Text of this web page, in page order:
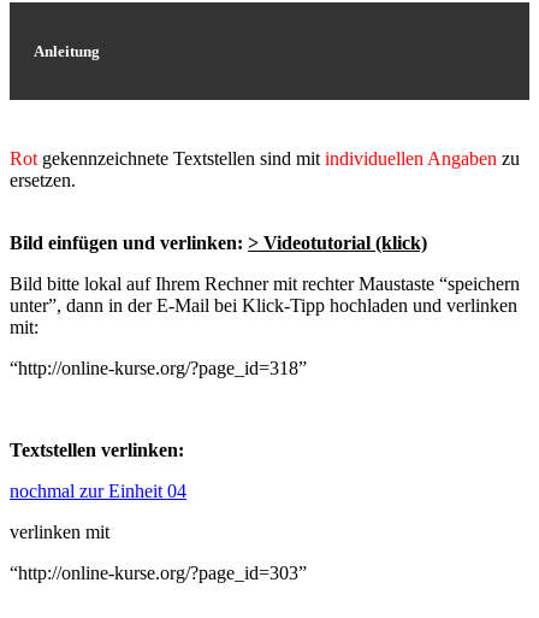
Anleitung
Rot gekennzeichnete Textstellen sind mit individuellen Angaben zu
ersetzen.
Bild einfügen und verlinken: > Videotutorial (klick)
Bild bitte lokal auf Ihrem Rechner mit rechter Maustaste “speichern
unter”, dann in der E-Mail bei Klick-Tipp hochladen und verlinken
mit:
“http://online-kurse.org/?page_id=318”
Textstellen verlinken:
nochmal zur Einheit 04
verlinken mit
“http://online-kurse.org/?page_id=303”